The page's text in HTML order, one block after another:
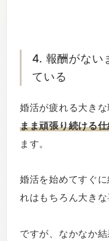
4. 報酬がない
ている
婚活が疲れる大き
まま頑張り続ける
ます。
婚活を始めてすぐ
れはもちろん大きな
ですが、なかなか